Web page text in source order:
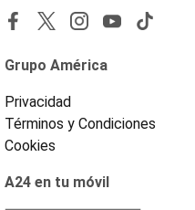
Grupo América
Privacidad
Términos y Condiciones
Cookies
A24 en tu móvil